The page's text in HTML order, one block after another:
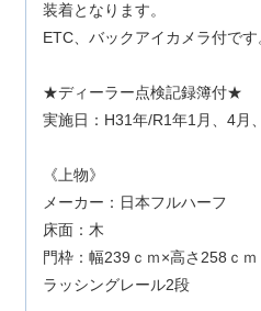
装着となります。
ETC、バックアイカメラ付です
★ディーラー点検記録簿付★
実施日：H31年/R1年1月、4月
《上物》
メーカー：日本フルハーフ
床面：木
門枠：幅239ｃｍ×高さ258ｃｍ
ラッシングレール2段